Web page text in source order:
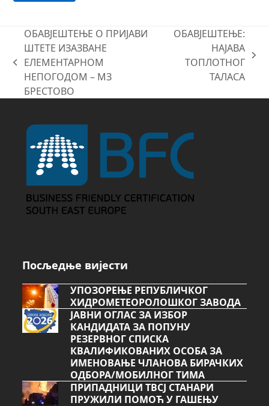
previous
post:
ОБАВЈЕШТЕЊЕ О ПРИЈАВИ
ШТЕТЕ ИЗАЗВАНЕ
ЕЛЕМЕНТАРНОМ
НЕПОГОДОМ – МЗ
БРЕСТОВО
next
ОБАВЈЕШТЕЊЕ:
НАЈАВА
ТОПЛОТНОГ
ТАЛАСА
Посљедње вијести
УПОЗОРЕЊЕ РЕПУБЛИЧКОГ
ХИДРОМЕТЕОРОЛОШКОГ ЗАВОДА
ЈАВНИ ОГЛАС ЗА ИЗБОР
КАНДИДАТА ЗА ПОПУНУ
РЕЗЕРВНОГ СПИСКА
КВАЛИФИКОВАНИХ ОСОБА ЗА
ИМЕНОВАЊЕ ЧЛАНОВА БИРАЧКИХ
ОДБОРА/МОБИЛНОГ ТИМА
ПРИПАДНИЦИ ТВСЈ СТАНАРИ
ПРУЖИЛИ ПОМОЋ У ГАШЕЊУ